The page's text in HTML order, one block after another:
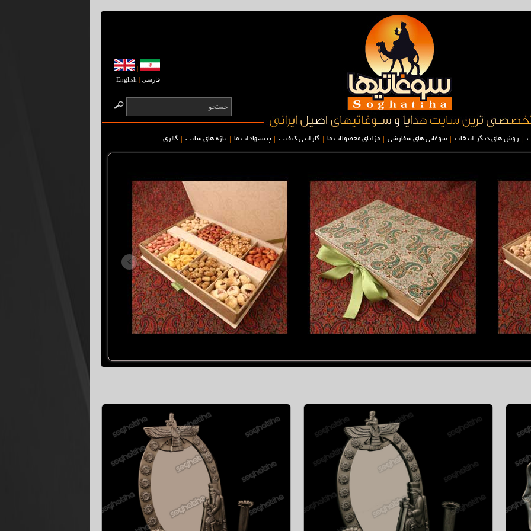
|
فارسی |
English
| روش های دیگر انتخاب | سوغاتی های سفارشی | مزایای محصولات ما | گارانتی کیفیت | پیشنهادات ما | تازه های سایت | گالری
آیینه و شمعدان هخامنشی فلزی
کوچک